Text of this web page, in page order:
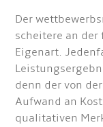
Der
scheitere an
Eigenart.
denn der von
Aufwand an
qualitativen